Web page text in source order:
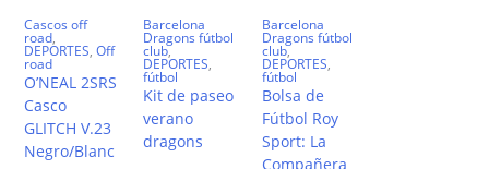
Cascos off
road,
DEPORTES,Off
road
O’NEAL 2SRS
Casco
GLITCH V.23
Negro/Blanc
Barcelona
Dragons fútbol
club,
DEPORTES,
fútbol
Kit de paseo
verano
dragons
Barcelona
Dragons fútbol
club,
DEPORTES,
fútbol
Bolsa de
Fútbol Roy
Sport: La
Compañera